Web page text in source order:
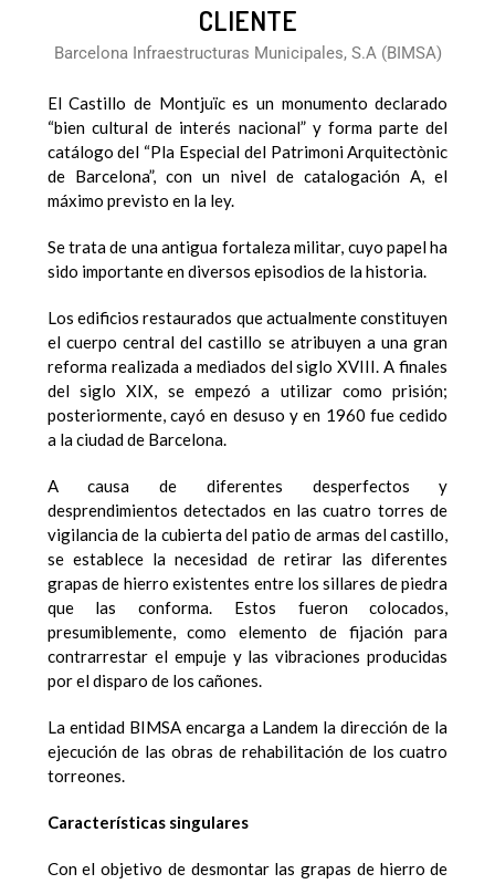
CLIENTE
Barcelona Infraestructuras Municipales, S.A (BIMSA)
El Castillo de Montjuïc es un monumento declarado
“bien cultural de interés nacional” y forma parte del
catálogo del “Pla Especial del Patrimoni Arquitectònic
de Barcelona”, con un nivel de catalogación A, el
máximo previsto en la ley.
Se trata de una antigua fortaleza militar, cuyo papel ha
sido importante en diversos episodios de la historia.
Los edificios restaurados que actualmente constituyen
el cuerpo central del castillo se atribuyen a una gran
reforma realizada a mediados del siglo XVIII. A finales
del siglo XIX, se empezó a utilizar como prisión;
posteriormente, cayó en desuso y en 1960 fue cedido
a la ciudad de Barcelona.
A causa de diferentes desperfectos y
desprendimientos detectados en las cuatro torres de
vigilancia de la cubierta del patio de armas del castillo,
se establece la necesidad de retirar las diferentes
grapas de hierro existentes entre los sillares de piedra
que las conforma. Estos fueron colocados,
presumiblemente, como elemento de fijación para
contrarrestar el empuje y las vibraciones producidas
por el disparo de los cañones.
La entidad BIMSA encarga a Landem la dirección de la
ejecución de las obras de rehabilitación de los cuatro
torreones.
Características singulares
Con el objetivo de desmontar las grapas de hierro de